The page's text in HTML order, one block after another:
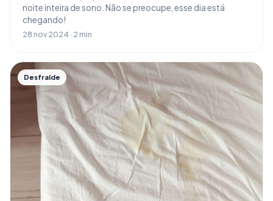
noite inteira de sono. Não se preocupe, esse dia está
chegando!
28 nov 2024 · 2 min
Desfralde